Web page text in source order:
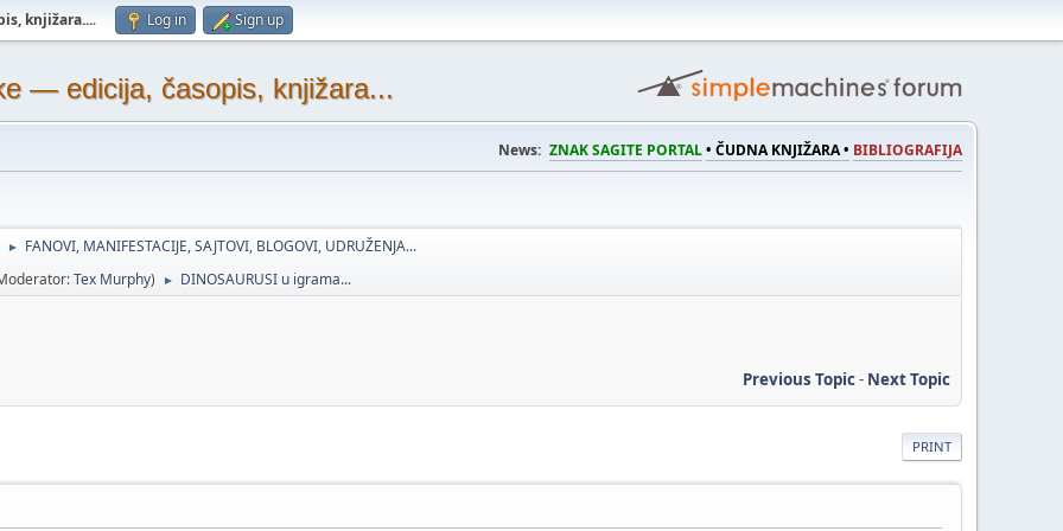
knjižara.... Log in Sign up
— edicija, časopis, knjižara...
News: ZNAK SAGITE PORTAL• ČUDNA KNJIŽARA • BIBLIOGRAFIJA
►
FANOVI, MANIFESTACIJE, SAJTOVI, BLOGOVI, UDRUŽENJA...
Tex Murphy) ► DINOSAURUSI u igrama...
Previous Topic- Next Topic
PRINT